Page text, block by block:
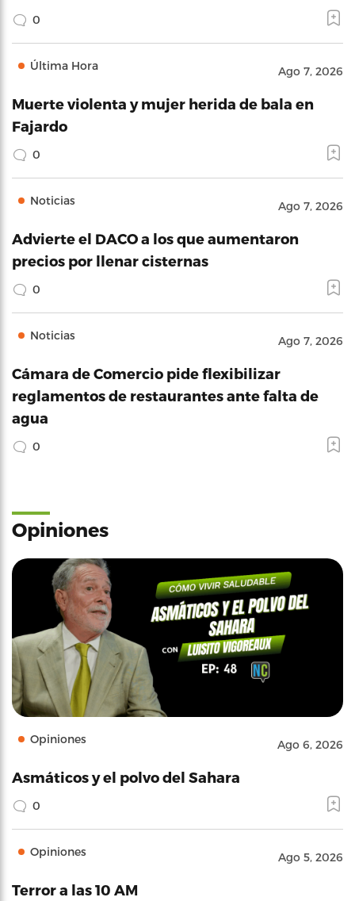
0
Última Hora Ago 7, 2026
Muerte violenta y mujer herida de bala en
Fajardo
0
Noticias Ago 7, 2026
Advierte el DACO a los que aumentaron
precios por llenar cisternas
0
Noticias Ago 7, 2026
Cámara de Comercio pide flexibilizar
reglamentos de restaurantes ante falta de
agua
0
Opiniones
Opiniones Ago 6, 2026
Asmáticos y el polvo del Sahara
0
Opiniones Ago 5, 2026
Terror a las 10 AM